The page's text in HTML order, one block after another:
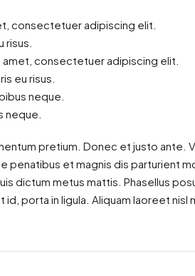
consectetuer adipiscing elit.
risus.
consectetuer adipiscing elit.
eu risus.
neque.
neque.
pretium. Donec et justo ante.
penatibus et magnis dis parturient
dictum metus mattis. Phasellus
porta in ligula. Aliquam laoreet nisl